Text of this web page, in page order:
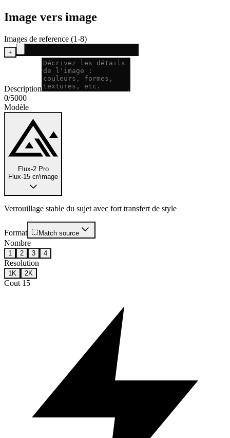
Image vers image
Images de reference (1-8)
+
Description
0/5000
Modèle
Flux-2 Pro
Flux·15 cr/image
Verrouillage stable du sujet avec fort transfert de style
Format Match source
Nombre
1 2 3 4
Resolution
1K 2K
Cout 15